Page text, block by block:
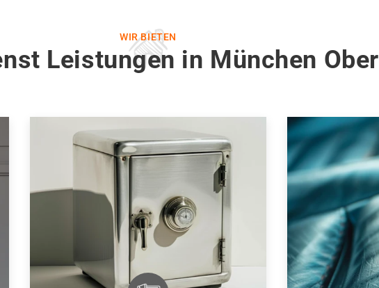
WIR BIETEN
Leistungen in München